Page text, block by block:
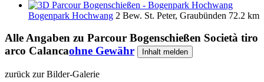
Bogenpark Hochwang 2 Bew. St. Peter, Graubünden 72.2 km
Alle Angaben zu Parcour Bogenschießen Società tiro
arco Calancaohne Gewähr Inhalt melden
zurück zur Bilder-Galerie